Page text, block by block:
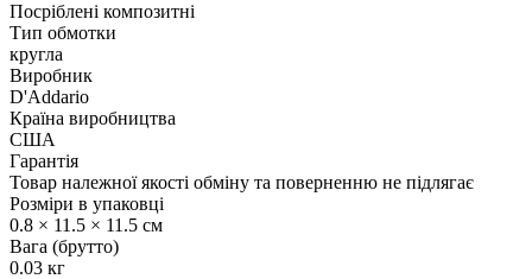
Посріблені композитні
Тип обмотки
кругла
Виробник
D'Addario
Країна виробництва
США
Гарантія
Товар належної якості обміну та поверненню не підлягає
Розміри в упаковці
0.8 × 11.5 × 11.5 см
Вага (брутто)
0.03 кг